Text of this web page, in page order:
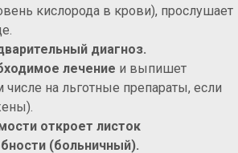
кислорода в крови), прослушает
диагноз.
лечение и выпишет
на льготные препараты, если
откроет листок
(больничный).